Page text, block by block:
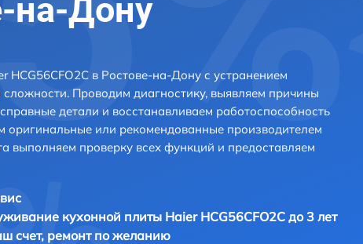
на-Дону
HCG56CFO2C в Ростове-на-Дону с устранением
Проводим диагностику, выявляем причины
детали и восстанавливаем работоспособность
оригинальные или рекомендованные производителем
выполняем проверку всех функций и предоставляем
кухонной плиты Haier HCG56CFO2C до 3 лет
счет, ремонт по желанию